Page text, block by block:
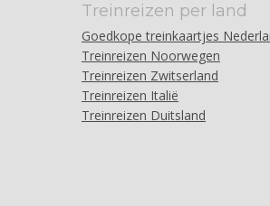
Treinreizen per land
Goedkope treinkaartjes
Treinreizen Noorwegen
Treinreizen Zwitserland
Treinreizen Italië
Treinreizen Duitsland